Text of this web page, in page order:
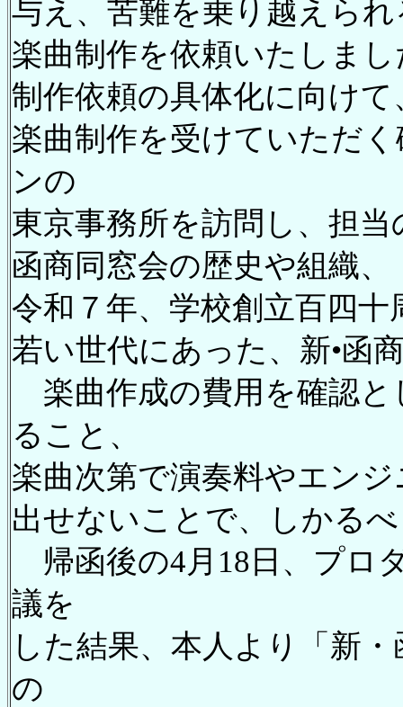
与え、苦難を乗り越えら
楽曲制作を依頼いたしまし
制作依頼の具体化に向け
楽曲制作を受けていただ
ンの
東京事務所を訪問し、担
函商同窓会の歴史や組織
令和７年、学校創立百四
若い世代にあった、新•函
楽曲作成の費用を確認と
ること、
楽曲次第で演奏料やエン
出せないことで、しかる
帰函後の4月18日、プロ
議を
した結果、本人より「新
の